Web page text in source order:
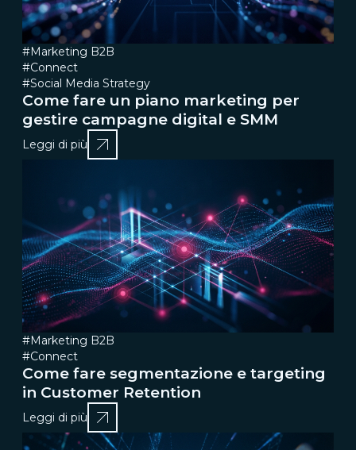
#Marketing B2B
#Connect
#Social Media Strategy
Come fare un piano marketing per
gestire campagne digital e SMM
Leggi di più
#Marketing B2B
#Connect
Come fare segmentazione e targeting
in Customer Retention
Leggi di più